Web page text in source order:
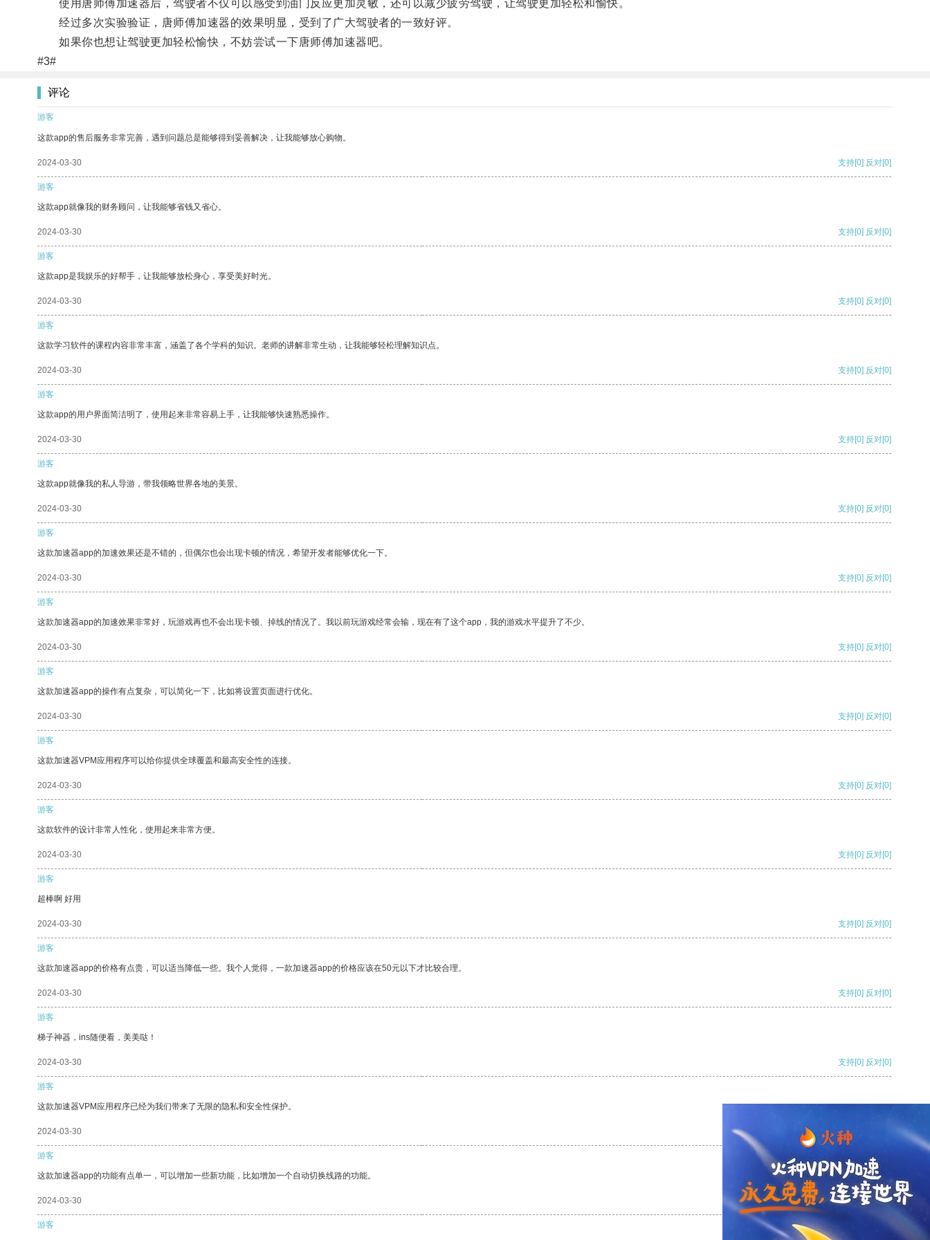
使用唐师傅加速器后，驾驶者不仅可以感受到油门反应更加灵敏，还可以减少疲劳驾驶，让驾驶更加轻松和愉快。
经过多次实验验证，唐师傅加速器的效果明显，受到了广大驾驶者的一致好评。
如果你也想让驾驶更加轻松愉快，不妨尝试一下唐师傅加速器吧。
#3#
评论
游客
这款app的售后服务非常完善，遇到问题总是能够得到妥善解决，让我能够放心购物。
2024-03-30 支持[0] 反对[0]
游客
这款app就像我的财务顾问，让我能够省钱又省心。
2024-03-30 支持[0] 反对[0]
游客
这款app是我娱乐的好帮手，让我能够放松身心，享受美好时光。
2024-03-30 支持[0] 反对[0]
游客
这款学习软件的课程内容非常丰富，涵盖了各个学科的知识。老师的讲解非常生动，让我能够轻松理解知识点。
2024-03-30 支持[0] 反对[0]
游客
这款app的用户界面简洁明了，使用起来非常容易上手，让我能够快速熟悉操作。
2024-03-30 支持[0] 反对[0]
游客
这款app就像我的私人导游，带我领略世界各地的美景。
2024-03-30 支持[0] 反对[0]
游客
这款加速器app的加速效果还是不错的，但偶尔也会出现卡顿的情况，希望开发者能够优化一下。
2024-03-30 支持[0] 反对[0]
游客
这款加速器app的加速效果非常好，玩游戏再也不会出现卡顿、掉线的情况了。我以前玩游戏经常会输，现在有了这个app，我的游戏水平提升了不少。
2024-03-30 支持[0] 反对[0]
游客
这款加速器app的操作有点复杂，可以简化一下，比如将设置页面进行优化。
2024-03-30 支持[0] 反对[0]
游客
这款加速器VPM应用程序可以给你提供全球覆盖和最高安全性的连接。
2024-03-30 支持[0] 反对[0]
游客
这款软件的设计非常人性化，使用起来非常方便。
2024-03-30 支持[0] 反对[0]
游客
超棒啊 好用
2024-03-30 支持[0] 反对[0]
游客
这款加速器app的价格有点贵，可以适当降低一些。我个人觉得，一款加速器app的价格应该在50元以下才比较合理。
2024-03-30 支持[0] 反对[0]
游客
梯子神器，ins随便看，美美哒！
2024-03-30 支持[0] 反对[0]
游客
这款加速器VPM应用程序已经为我们带来了无限的隐私和安全性保护。
2024-03-30 支持
游客
这款加速器app的功能有点单一，可以增加一些新功能，比如增加一个自动切换线路的功能。
2024-03-30 支持[0] 反对[0]
游客